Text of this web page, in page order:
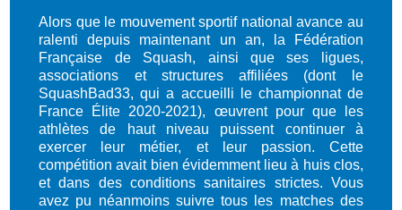
Alors que le mouvement sportif national avance au
ralenti depuis maintenant un an, la Fédération
Française de Squash, ainsi que ses ligues,
associations et structures affiliées (dont le
SquashBad33, qui a accueilli le championnat de
France Élite 2020-2021), œuvrent pour que les
athlètes de haut niveau puissent continuer à
exercer leur métier, et leur passion. Cette
compétition avait bien évidemment lieu à huis clos,
et dans des conditions sanitaires strictes. Vous
avez pu néanmoins suivre tous les matches des